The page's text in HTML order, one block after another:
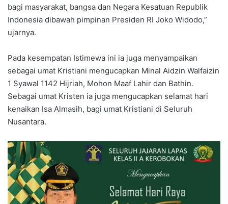
bagi masyarakat, bangsa dan Negara Kesatuan Republik
Indonesia dibawah pimpinan Presiden RI Joko Widodo,”
ujarnya.
Pada kesempatan Istimewa ini ia juga menyampaikan
sebagai umat Kristiani mengucapkan Minal Aidzin Walfaizin
1 Syawal 1142 Hijriah, Mohon Maaf Lahir dan Bathin.
Sebagai umat Kristen ia juga mengucapkan selamat hari
kenaikan Isa Almasih, bagi umat Kristiani di Seluruh
Nusantara.